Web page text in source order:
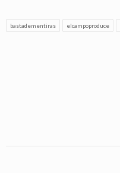
bastadementiras elcampoproduce